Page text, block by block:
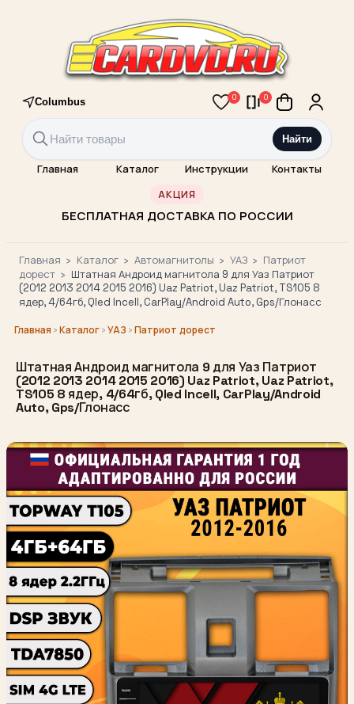
Columbus 0 0
Найти
Главная Каталог Инструкции Контакты
АКЦИЯ
БЕСПЛАТНАЯ ДОСТАВКА ПО РОССИИ
Главная › Каталог › Автомагнитолы › УАЗ › Патриот
дорест › Штатная Андроид магнитола 9 для Уаз Патриот
(2012 2013 2014 2015 2016) Uaz Patriot, Uaz Patriot, TS105 8
ядер, 4/64гб, Qled Incell, CarPlay/Android Auto, Gps/Глонасс
Главная ›Каталог›УАЗ ›Патриот дорест
Штатная Андроид магнитола 9 для Уаз Патриот
(2012 2013 2014 2015 2016) Uaz Patriot, Uaz Patriot,
TS105 8 ядер, 4/64гб, Qled Incell, CarPlay/Android
Auto, Gps/Глонасс